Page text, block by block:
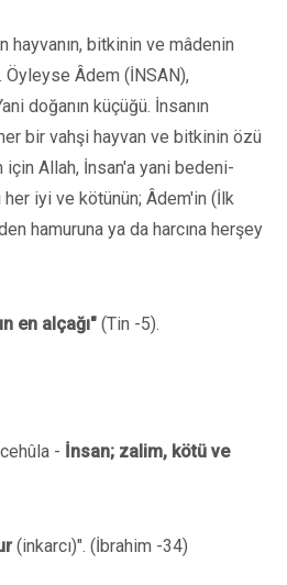
hayvanın, bitkinin ve mâdenin
Âdem (İNSAN),
doğanın küçüğü. İnsanın
bir vahşi hayvan ve bitkinin özü
için Allah, İnsan'a yani bedeni-
iyi ve kötünün; Âdem'in (İlk
hamuruna ya da harcına herşey
en alçağı" (Tin -5).
- İnsan; zalim, kötü ve
(inkarcı)". (İbrahim -34)